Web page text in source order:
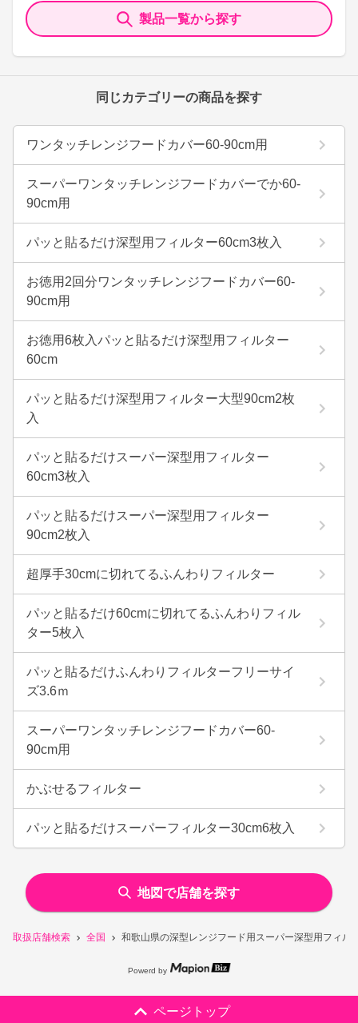
取扱店舗検索 全国 和歌山県の深型レンジフード用スーパー深型用フィル
製品一覧から探す
同じカテゴリーの商品を探す
ワンタッチレンジフードカバー60-90cm用
スーパーワンタッチレンジフードカバーでか60-
90cm用
パッと貼るだけ深型用フィルター60cm3枚入
お徳用2回分ワンタッチレンジフードカバー60-
90cm用
お徳用6枚入パッと貼るだけ深型用フィルター
60cm
パッと貼るだけ深型用フィルター大型90cm2枚
入
パッと貼るだけスーパー深型用フィルター
60cm3枚入
パッと貼るだけスーパー深型用フィルター
90cm2枚入
超厚手30cmに切れてるふんわりフィルター
パッと貼るだけ60cmに切れてるふんわりフィル
ター5枚入
パッと貼るだけふんわりフィルターフリーサイ
ズ3.6ｍ
スーパーワンタッチレンジフードカバー60-
90cm用
かぶせるフィルター
パッと貼るだけスーパーフィルター30cm6枚入
地図で店舗を探す
Powerd by
ページトップ